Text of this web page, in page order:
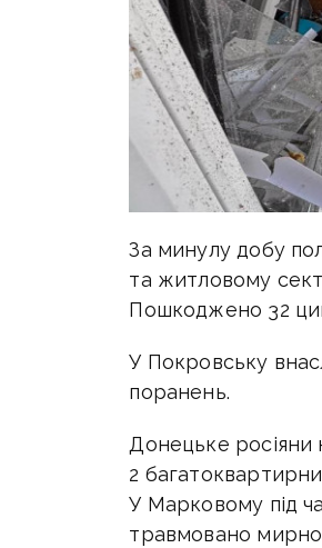
За минулу добу
та житловому
Пошкоджено 32
У Покровську
поранень.
Донецьке
2
У Марковому під
травмовано